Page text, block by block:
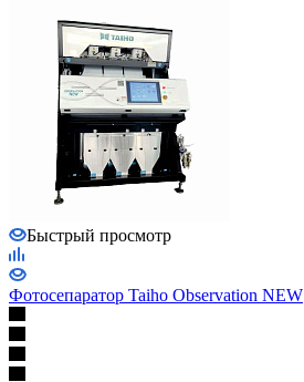
Быстрый просмотр
Фотосепаратор Taiho Observation NEW